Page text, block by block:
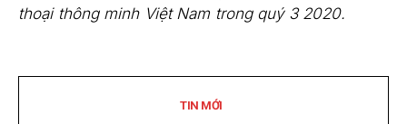
thoại thông minh Việt Nam trong quý 3 2020.
TIN MỚI